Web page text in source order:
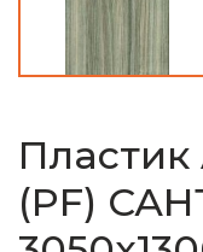
Пластик
(PF)